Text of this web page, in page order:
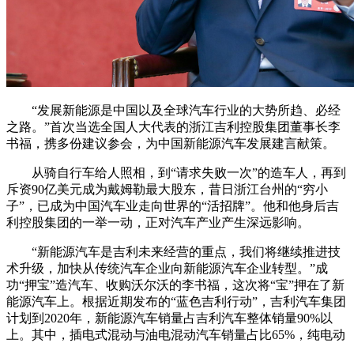
“发展新能源是中国以及全球汽车行业的大势所趋、必经
之路。”首次当选全国人大代表的浙江吉利控股集团董事长李
书福，携多份建议参会，为中国新能源汽车发展建言献策。
从骑自行车给人照相，到“请求失败一次”的造车人，再到
斥资90亿美元成为戴姆勒最大股东，昔日浙江台州的“穷小
子”，已成为中国汽车业走向世界的“活招牌”。他和他身后吉
利控股集团的一举一动，正对汽车产业产生深远影响。
“新能源汽车是吉利未来经营的重点，我们将继续推进技
术升级，加快从传统汽车企业向新能源汽车企业转型。”成
功“押宝”造汽车、收购沃尔沃的李书福，这次将“宝”押在了新
能源汽车上。根据近期发布的“蓝色吉利行动”，吉利汽车集团
计划到2020年，新能源汽车销量占吉利汽车整体销量90%以
上。其中，插电式混动与油电混动汽车销量占比65%，纯电动